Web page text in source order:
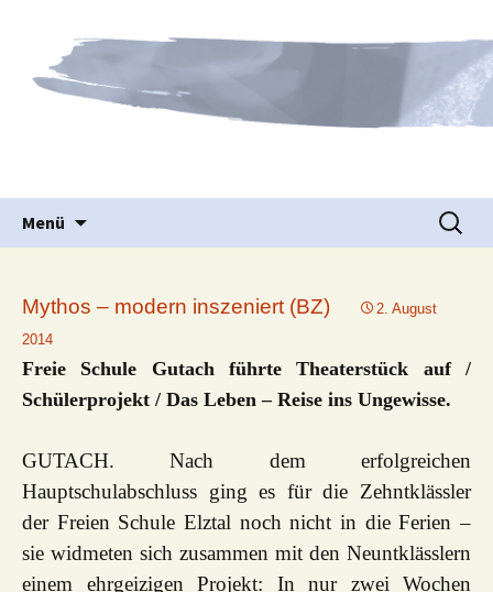
Freie Schule Elztal
Waldorfpädagogik seit 1986
Menü
zum
nach:
Mythos – modern inszeniert (BZ)
2. August
2014
Freie Schule Gutach führte Theaterstück auf /
Schülerprojekt / Das Leben – Reise ins Ungewisse.
GUTACH. Nach dem erfolgreichen
Hauptschulabschluss ging es für die Zehntklässler
der Freien Schule Elztal noch nicht in die Ferien –
sie widmeten sich zusammen mit den Neuntklässlern
einem ehrgeizigen Projekt: In nur zwei Wochen